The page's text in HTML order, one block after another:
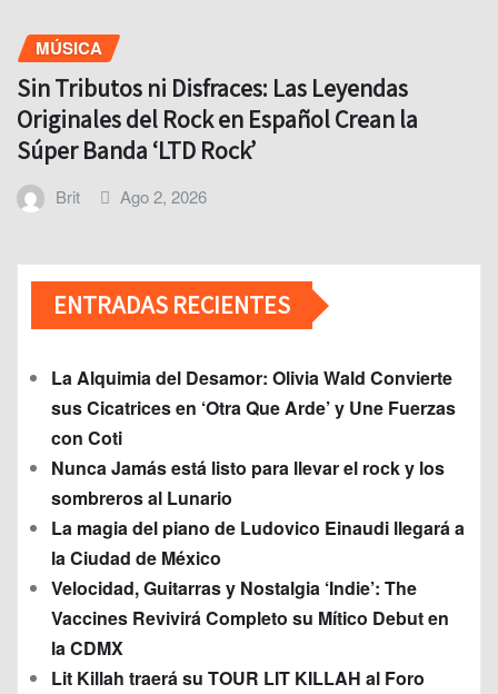
MÚSICA
Sin Tributos ni Disfraces: Las Leyendas
Originales del Rock en Español Crean la
Súper Banda ‘LTD Rock’
Brit Ago 2, 2026
ENTRADAS RECIENTES
La Alquimia del Desamor: Olivia Wald Convierte
sus Cicatrices en ‘Otra Que Arde’ y Une Fuerzas
con Coti
Nunca Jamás está listo para llevar el rock y los
sombreros al Lunario
La magia del piano de Ludovico Einaudi llegará a
la Ciudad de México
Velocidad, Guitarras y Nostalgia ‘Indie’: The
Vaccines Revivirá Completo su Mítico Debut en
la CDMX
Lit Killah traerá su TOUR LIT KILLAH al Foro